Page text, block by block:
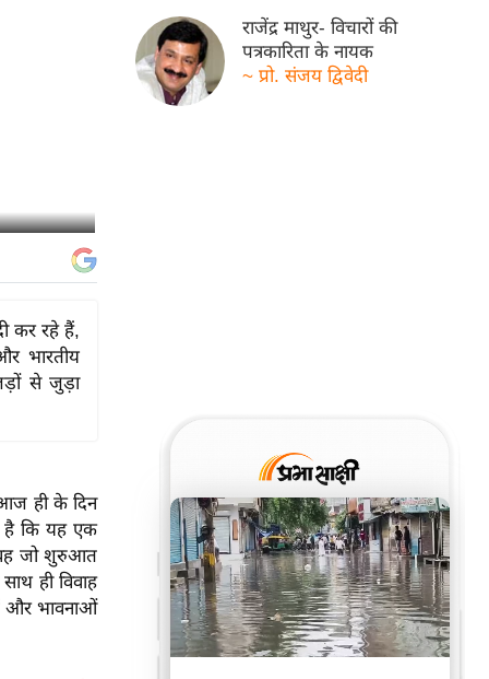
कर रहे हैं,
भारतीय
से जुड़ा
आज ही के दिन
है कि यह एक
वह जो शुरुआत
ही विवाह
और भावनाओं
राजेंद्र माथुर- विचारों की
पत्रकारिता के नायक
~ प्रो. संजय द्विवेदी